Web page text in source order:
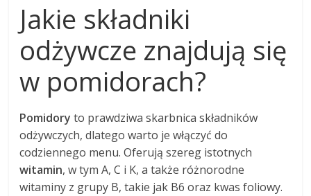
Jakie składniki
odżywcze znajdują się
w pomidorach?
Pomidory to prawdziwa skarbnica składników
odżywczych, dlatego warto je włączyć do
codziennego menu. Oferują szereg istotnych
witamin, w tym A, C i K, a także różnorodne
witaminy z grupy B, takie jak B6 oraz kwas foliowy.